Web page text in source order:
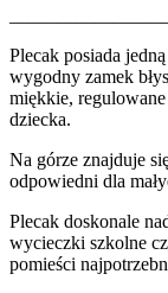
Plecak posiada
wygodny zamek
miękkie,
dziecka.
Na górze znajduje
odpowiedni dla
Plecak doskonale
wycieczki szkolne
pomieści